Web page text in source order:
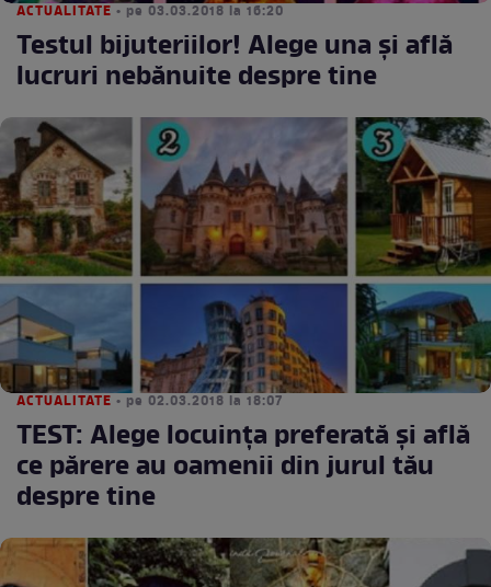
ACTUALITATE • pe 03.03.2018 la 16:20
Testul bijuteriilor! Alege una şi află
lucruri nebănuite despre tine
ACTUALITATE • pe 02.03.2018 la 18:07
TEST: Alege locuința preferată și află
ce părere au oamenii din jurul tău
despre tine